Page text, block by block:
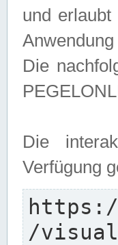
und
Die
Die
Verfügung
/